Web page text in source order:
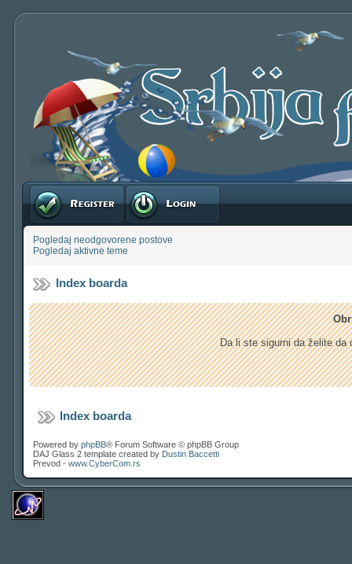
Registruj se Prijavite se
Pogledaj neodgovorene postove
Pogledaj aktivne teme
Index boarda
Da li ste sigurni da želite da
Index boarda
Powered by phpBB® Forum Software © phpBB Group
DAJ Glass 2 template created by Dustin Baccetti
Prevod - www.CyberCom.rs